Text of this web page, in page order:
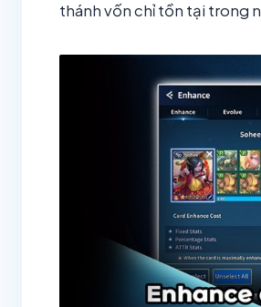
thánh vốn chỉ tồn tại trong